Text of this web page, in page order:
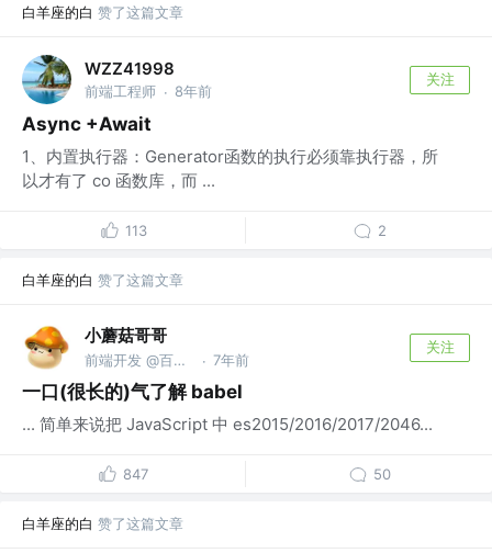
白羊座的白 赞了这篇文章
WZZ41998
前端工程师 · 8年前
关注
Async +Await
1、内置执行器：Generator函数的执行必须靠执行器，所
以才有了 co 函数库，而 ...
113 2
白羊座的白 赞了这篇文章
小蘑菇哥哥
前端开发 @百度上海研发中心 · 7年前
关注
一口(很长的)气了解 babel
... 简单来说把 JavaScript 中 es2015/2016/2017/2046...
847 50
白羊座的白 赞了这篇文章